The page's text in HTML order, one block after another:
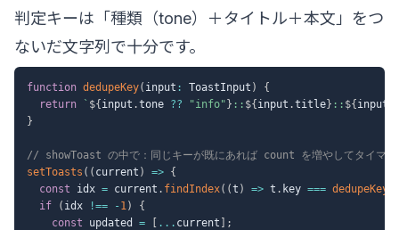
判定キーは「種類（tone）＋タイトル＋本文」をつ
ないだ文字列で十分です。
function dedupeKey( input : ToastInput )
{
return
` ${ input .tone ?? "info" } :: ${ input .title} :: ${ input
}
// showToast の中で：同じキーが既にあれば count を増やしてタイマー
setToasts ( ( current ) => {
const idx = current . findIndex( (t ) => t . key === dedupeKey
if
( idx !== - 1)
{
const updated = ... current
;